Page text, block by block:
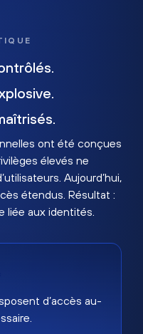
ont été conçues
élevés ne
Aujourd’hui,
étendus. Résultat :
liée aux identités.
d’accès au-